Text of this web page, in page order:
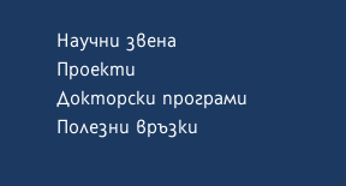
Научни звена
Проекти
Докторски програми
Полезни връзки